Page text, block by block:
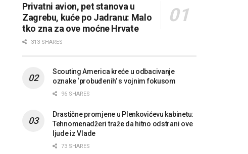
Privatni avion, pet stanova u
Zagrebu, kuće po Jadranu: Malo
tko zna za ove moćne Hrvate
313 SHARES
Scouting America kreće u odbacivanje
oznake ‘probuđenih’ s vojnim fokusom
96 SHARES
Drastične promjene u Plenkovićevu kabinetu:
Tehnomenadžeri traže da hitno odstrani ove
ljude iz Vlade
73 SHARES